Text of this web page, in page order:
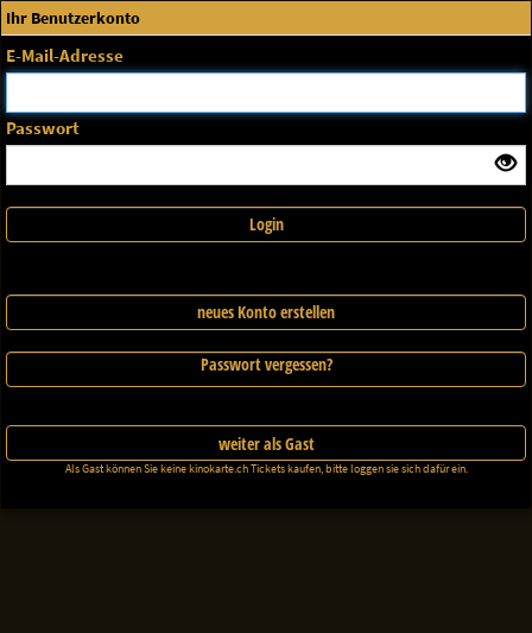
System Meldung
Die gewählte Vorstellung wurde nicht gefunden
Ihr Benutzerkonto
E-Mail-Adresse
Passwort
Login
neues Konto erstellen
Passwort vergessen?
weiter als Gast
Als Gast können Sie keine kinokarte.ch Tickets kaufen, bitte loggen sie sich dafür ein.